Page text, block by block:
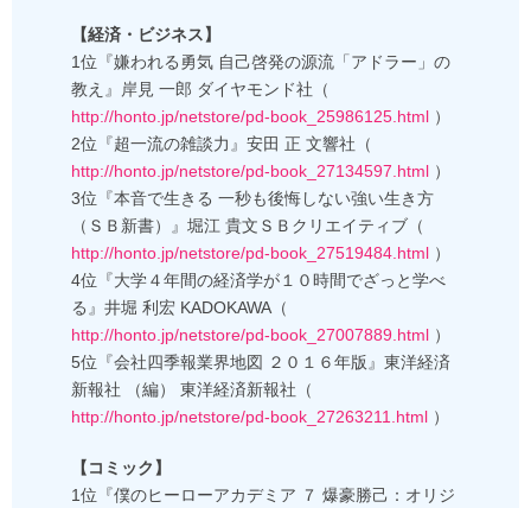
【経済・ビジネス】
1位『嫌われる勇気 自己啓発の源流「アドラー」の
教え』岸見 一郎 ダイヤモンド社（
http://honto.jp/netstore/pd-book_25986125.html ）
2位『超一流の雑談力』安田 正 文響社（
http://honto.jp/netstore/pd-book_27134597.html ）
3位『本音で生きる 一秒も後悔しない強い生き方
（ＳＢ新書）』堀江 貴文ＳＢクリエイティブ（
http://honto.jp/netstore/pd-book_27519484.html ）
4位『大学４年間の経済学が１０時間でざっと学べ
る』井堀 利宏 KADOKAWA（
http://honto.jp/netstore/pd-book_27007889.html ）
5位『会社四季報業界地図 ２０１６年版』東洋経済
新報社 （編） 東洋経済新報社（
http://honto.jp/netstore/pd-book_27263211.html ）
【コミック】
1位『僕のヒーローアカデミア ７ 爆豪勝己：オリジ